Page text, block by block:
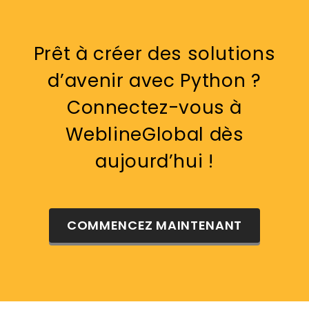
Prêt à créer des solutions
d’avenir avec Python ?
Connectez-vous à
WeblineGlobal dès
aujourd’hui !
COMMENCEZ MAINTENANT